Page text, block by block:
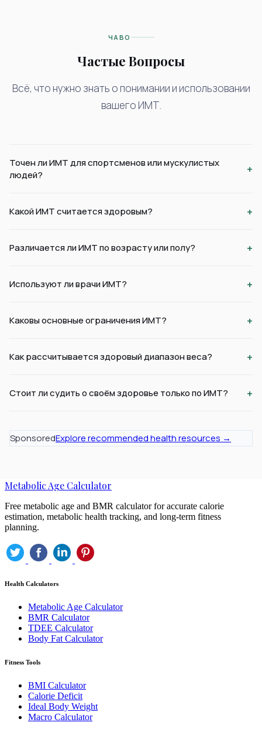
ЧАВО
Частые Вопросы
Всё, что нужно знать о понимании и использовании
вашего ИМТ.
Точен ли ИМТ для спортсменов или мускулистых
людей?
+
Какой ИМТ считается здоровым? +
Различается ли ИМТ по возрасту или полу? +
Используют ли врачи ИМТ? +
Каковы основные ограничения ИМТ? +
Как рассчитывается здоровый диапазон веса? +
Стоит ли судить о своём здоровье только по ИМТ? +
SponsoredExplore recommended health resources →
Metabolic Age Calculator
Free metabolic age and BMR calculator for accurate calorie
estimation, metabolic health tracking, and long-term fitness
planning.
Health Calculators
Metabolic Age Calculator
BMR Calculator
TDEE Calculator
Body Fat Calculator
Fitness Tools
BMI Calculator
Calorie Deficit
Ideal Body Weight
Macro Calculator